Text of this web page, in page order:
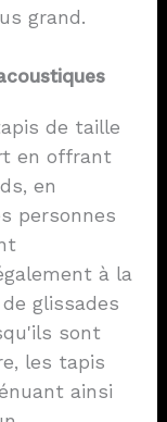
grand.
de taille
en offrant
en
personnes
à la
glissades
sont
les tapis
ainsi